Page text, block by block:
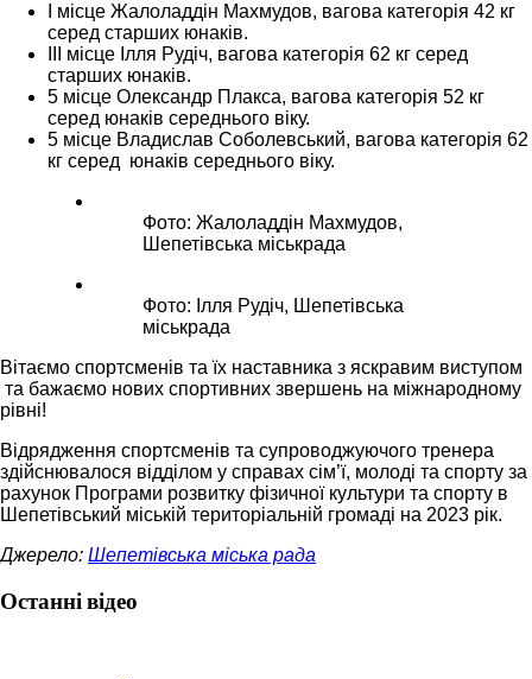
І місце Жалоладдін Махмудов, вагова категорія 42 кг
серед старших юнаків.
ІІІ місце Ілля Рудіч, вагова категорія 62 кг серед
старших юнаків.
5 місце Олександр Плакса, вагова категорія 52 кг
серед юнаків середнього віку.
5 місце Владислав Соболевський, вагова категорія 62
кг серед юнаків середнього віку.
Фото: Жалоладдін Махмудов,
Шепетівська міськрада
Фото: Ілля Рудіч, Шепетівська
міськрада
Вітаємо спортсменів та їх наставника з яскравим виступом
та бажаємо нових спортивних звершень на міжнародному
рівні!
Відрядження спортсменів та супроводжуючого тренера
здійснювалося відділом у справах сім’ї, молоді та спорту за
рахунок Програми розвитку фізичної культури та спорту в
Шепетівський міській територіальній громаді на 2023 рік.
Джерело: Шепетівська міська рада
Останні відео